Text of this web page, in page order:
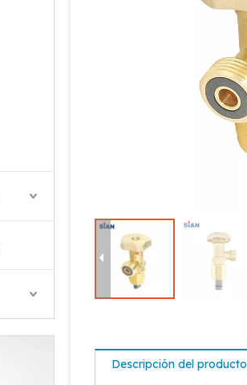
Descripción del producto